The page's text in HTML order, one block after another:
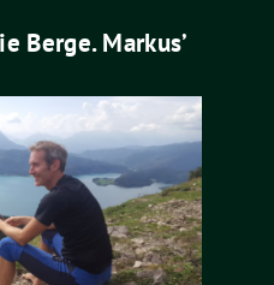
Berge. Markus’